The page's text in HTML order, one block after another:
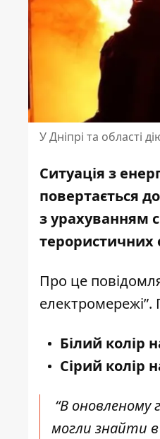
У Дніпрі та області
Ситуація з
повертається до
з урахуванням
терористичних
Про це
електромережі”.
Білий колір
Сірий колір
“В оновленому
могли знайти